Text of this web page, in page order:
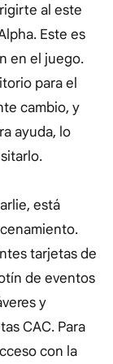
al este
Este es
en el juego.
para el
cambio, y
ayuda, lo
está
tarjetas de
de eventos
y
CAC. Para
con la